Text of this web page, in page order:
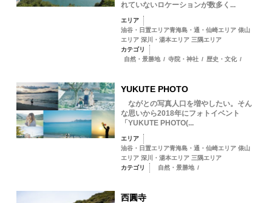
れていないロケーションが数多く...
エリア
油谷・日置エリア青海島・通・仙崎エリア 俵山
エリア 深川・湯本エリア 三隅エリア
カテゴリ
自然・景勝地 / 寺院・神社 / 歴史・文化 /
YUKUTE PHOTO
ながとの写真人口を増やしたい。そん
な思いから2018年にフォトイベント
「YUKUTE PHOTO(...
エリア
油谷・日置エリア青海島・通・仙崎エリア 俵山
エリア 深川・湯本エリア 三隅エリア
カテゴリ
自然・景勝地 /
西圓寺